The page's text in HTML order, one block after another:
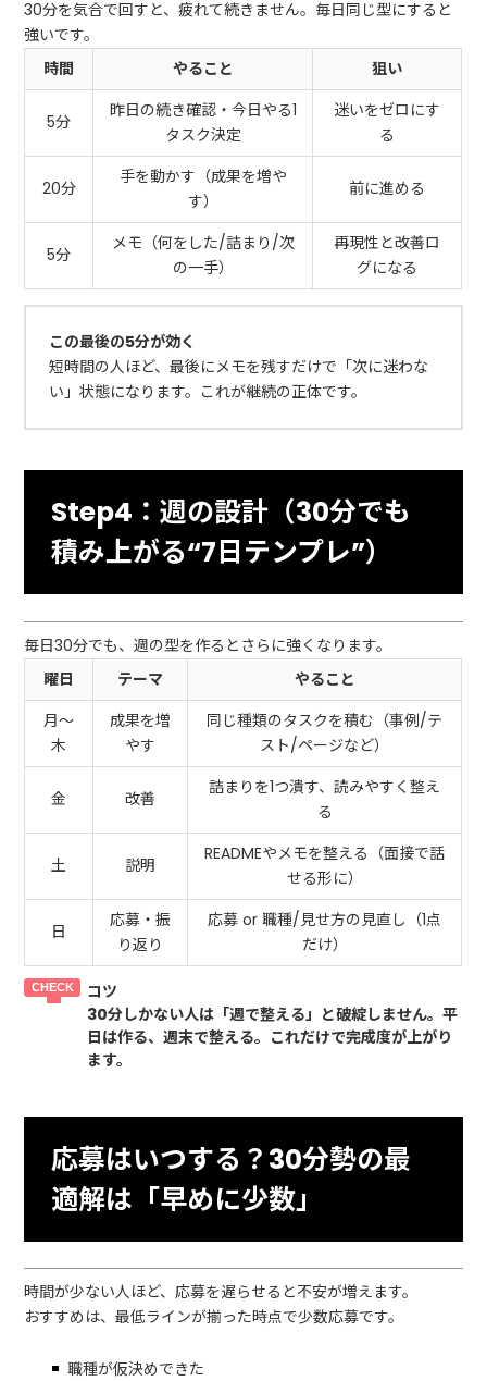
30分を気合で回すと、疲れて続きません。毎日同じ型にすると
強いです。
時間
やること 狙い
5分
昨日の続き確認・今日やる1
タスク決定
迷いをゼロにす
る
20分
手を動かす（成果を増や
す）
前に進める
5分
メモ（何をした/詰まり/次
の一手）
再現性と改善ロ
グになる
この最後の5分が効く
短時間の人ほど、最後にメモを残すだけで「次に迷わな
い」状態になります。これが継続の正体です。
Step4：週の設計（30分でも
積み上がる“7日テンプレ”）
毎日30分でも、週の型を作るとさらに強くなります。
曜日
テーマ
やること
月〜
木
成果を増
やす
同じ種類のタスクを積む（事例/テ
スト/ページなど）
金 改善
詰まりを1つ潰す、読みやすく整え
る
土 説明
READMEやメモを整える（面接で話
せる形に）
日
応募・振
り返り
応募 or 職種/見せ方の見直し（1点
だけ）
コツ
30分しかない人は「週で整える」と破綻しません。平
日は作る、週末で整える。これだけで完成度が上がり
ます。
応募はいつする？30分勢の最
適解は「早めに少数」
時間が少ない人ほど、応募を遅らせると不安が増えます。
おすすめは、最低ラインが揃った時点で少数応募です。
職種が仮決めできた